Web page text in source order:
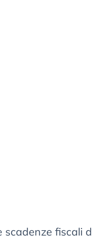
fiscali